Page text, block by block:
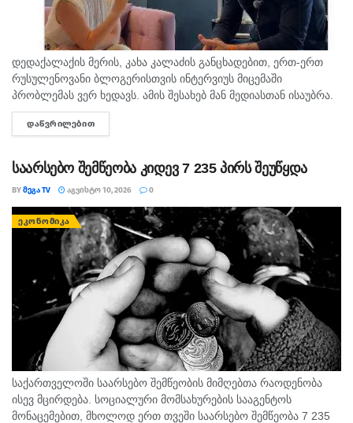
დედაქალაქის მერის, კახა კალაძის განცხადებით, ერთ-ერთ
რუსულენოვანი ბლოგერისთვის ინტერვიუს მიცემაში
პრობლემას ვერ ხედავს. ამის შესახებ მან მედიასთან ისაუბრა.
კახა კალაძის თქმით, ბლოგერს რამდენიმე დღის წინ
შემთხვევით შეხვდა. “არ ვიცი, ეს კონკრეტული ადამიანი
ᲓᲐᲬᲕᲠᲘᲚᲔᲑᲘᲗ
საარსებო შემწეობა კიდევ 7 235 პირს შეუწყდა
BYᲛᲔᲒᲐ TV ᲐᲒᲕᲘᲡᲢᲝ 10, 2026 0
ᲔᲙᲝᲜᲝᲛᲘᲙᲐ
საქართველოში საარსებო შემწეობის მიმღებთა რაოდენობა
ისევ მცირდება. სოციალური მომსახურების სააგენტოს
მონაცემებით, მხოლოდ ერთ თვეში საარსებო შემწეობა 7 235